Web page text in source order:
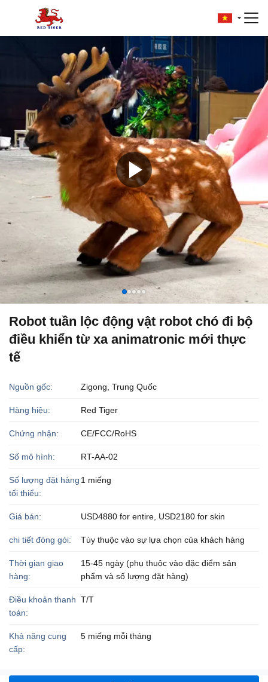
Robot tuần lộc động vật robot chó đi bộ
điều khiển từ xa animatronic mới thực
tế
Nguồn gốc: Zigong, Trung Quốc
Hàng hiệu: Red Tiger
Chứng nhận: CE/FCC/RoHS
Số mô hình: RT-AA-02
Số lượng đặt hàng
tối thiểu:
1 miếng
Giá bán: USD4880 for entire, USD2180 for skin
chi tiết đóng gói: Tùy thuộc vào sự lựa chọn của khách hàng
Thời gian giao
hàng:
15-45 ngày (phụ thuộc vào đặc điểm sản
phẩm và số lượng đặt hàng)
Điều khoản thanh
toán:
T/T
Khả năng cung
cấp:
5 miếng mỗi tháng